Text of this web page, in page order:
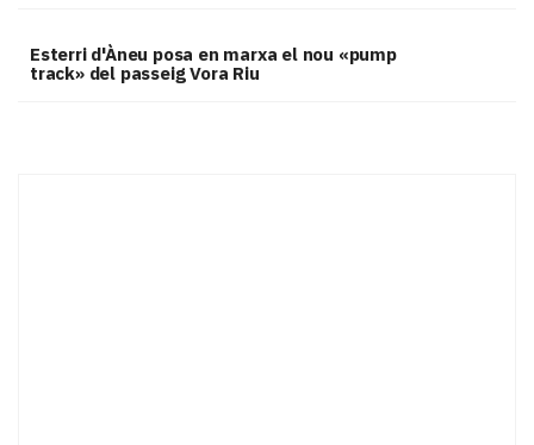
Esterri d'Àneu posa en marxa el nou «pump
track» del passeig Vora Riu